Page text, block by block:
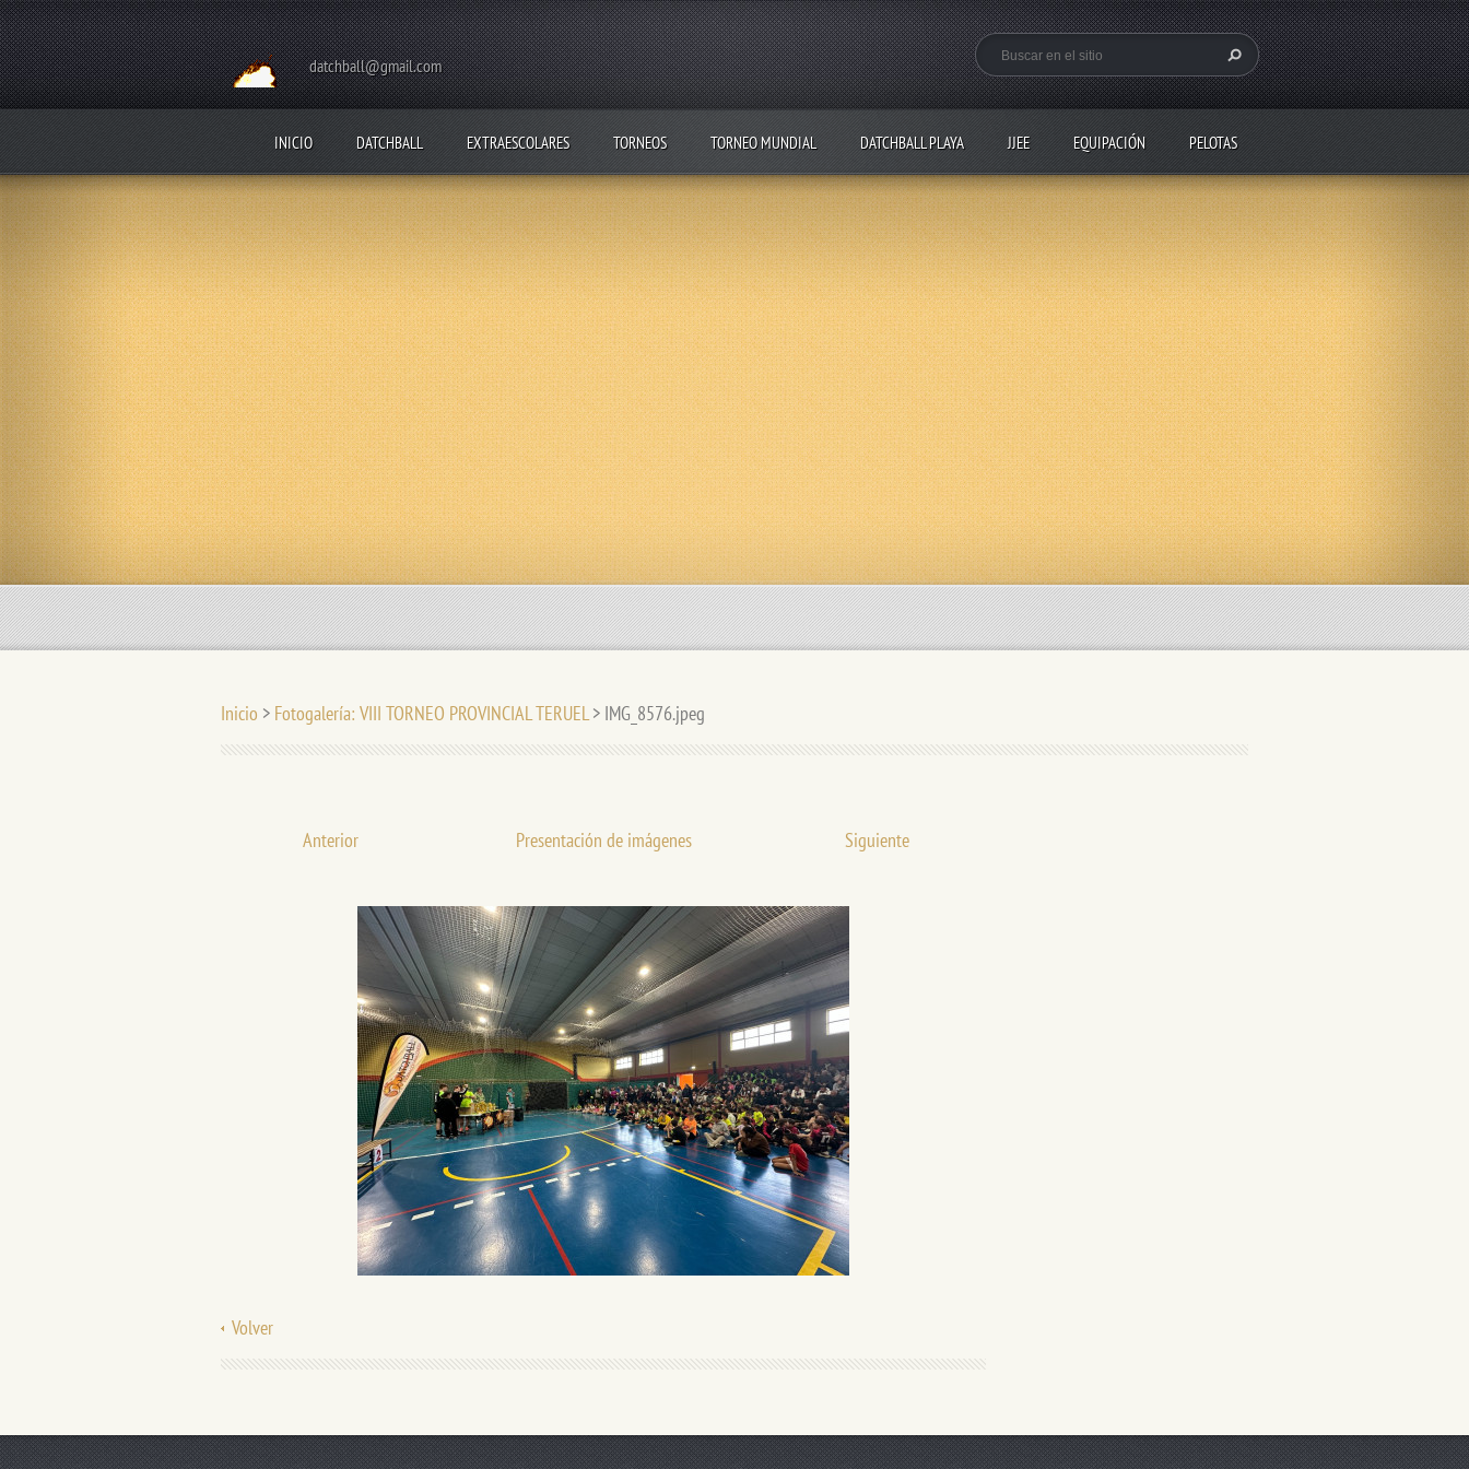
datchball@gmail.com
INICIO DATCHBALL EXTRAESCOLARES TORNEOS TORNEO MUNDIAL DATCHBALL PLAYA JJEE EQUIPACIÓN PELOTAS
Inicio > Fotogalería: VIII TORNEO PROVINCIAL TERUEL > IMG_8576.jpeg
Anterior Presentación de imágenes Siguiente
Volver